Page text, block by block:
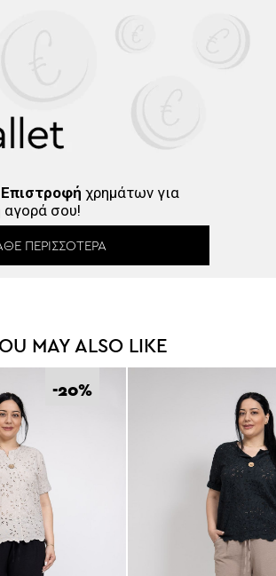
Επιστροφή χρημάτων για
αγορά σου!
ΠΕΡΙΣΣΌΤΕΡΑ
MAY ALSO LIKE
-20%